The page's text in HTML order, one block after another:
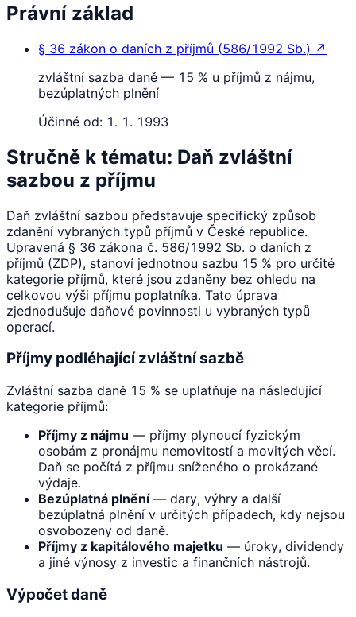
Právní základ
§ 36 zákon o daních z příjmů (586/1992 Sb.) ↗
zvláštní sazba daně — 15 % u příjmů z nájmu,
bezúplatných plnění
Účinné od: 1. 1. 1993
Stručně k tématu: Daň zvláštní
sazbou z příjmu
Daň zvláštní sazbou představuje specifický způsob
zdanění vybraných typů příjmů v České republice.
Upravená § 36 zákona č. 586/1992 Sb. o daních z
příjmů (ZDP), stanoví jednotnou sazbu 15 % pro určité
kategorie příjmů, které jsou zdaněny bez ohledu na
celkovou výši příjmu poplatníka. Tato úprava
zjednodušuje daňové povinnosti u vybraných typů
operací.
Příjmy podléhající zvláštní sazbě
Zvláštní sazba daně 15 % se uplatňuje na následující
kategorie příjmů:
Příjmy z nájmu — příjmy plynoucí fyzickým
osobám z pronájmu nemovitostí a movitých věcí.
Daň se počítá z příjmu sníženého o prokázané
výdaje.
Bezúplatná plnění— dary, výhry a další
bezúplatná plnění v určitých případech, kdy nejsou
osvobozeny od daně.
Příjmy z kapitálového majetku — úroky, dividendy
a jiné výnosy z investic a finančních nástrojů.
Výpočet daně